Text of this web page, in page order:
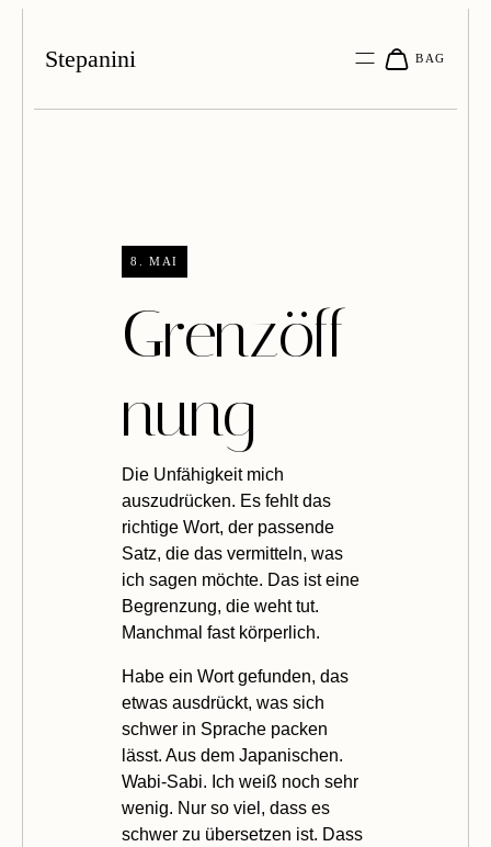
Stepanini
8. MAI
Grenzöff
nung
Die Unfähigkeit mich
auszudrücken. Es fehlt das
richtige Wort, der passende
Satz, die das vermitteln, was
ich sagen möchte. Das ist eine
Begrenzung, die weht tut.
Manchmal fast körperlich.
Habe ein Wort gefunden, das
etwas ausdrückt, was sich
schwer in Sprache packen
lässt. Aus dem Japanischen.
Wabi-Sabi. Ich weiß noch sehr
wenig. Nur so viel, dass es
schwer zu übersetzen ist. Dass